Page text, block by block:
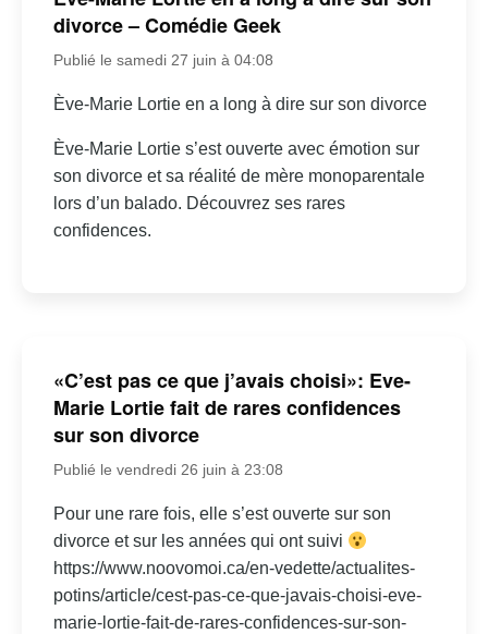
divorce – Comédie Geek
Publié le samedi 27 juin à 04:08
Ève-Marie Lortie en a long à dire sur son divorce
Ève-Marie Lortie s’est ouverte avec émotion sur
son divorce et sa réalité de mère monoparentale
lors d’un balado. Découvrez ses rares
confidences.
«C’est pas ce que j’avais choisi»: Eve-
Marie Lortie fait de rares confidences
sur son divorce
Publié le vendredi 26 juin à 23:08
Pour une rare fois, elle s’est ouverte sur son
divorce et sur les années qui ont suivi
https://www.noovomoi.ca/en-vedette/actualites-
potins/article/cest-pas-ce-que-javais-choisi-eve-
marie-lortie-fait-de-rares-confidences-sur-son-